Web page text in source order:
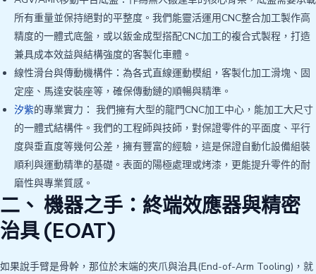
所有重量並保持絕對的平整度。我們能靈活運用CNC整合加工製作高
精度的一體式底盤，或以鈑金成型搭配CNC加工的複合式製程，打造
兼具成本效益與結構強度的客製化車體。
線性滑台與傳動機構件：為各式直線運動模組，客製化加工滑塊、固
定座、馬達安裝座等，確保傳動鏈的順暢與精準。
汐紫的專業實力： 我們擁有大型的龍門CNC加工中心，能加工大尺寸
的一體式結構件。我們的工程師與技師，對保證零件的平面度、平行
度與垂直度等幾何公差，擁有豐富的經驗，這是保證自動化設備組裝
順利與運動精準的基礎。表面的陽極處理或烤漆，更能提升零件的耐
磨性與專業質感。
二、 機器之手：終端效應器與精密
治具 (EOAT)
如果說手臂是骨幹，那位於末端的夾爪與治具(End-of-Arm Tooling)，就